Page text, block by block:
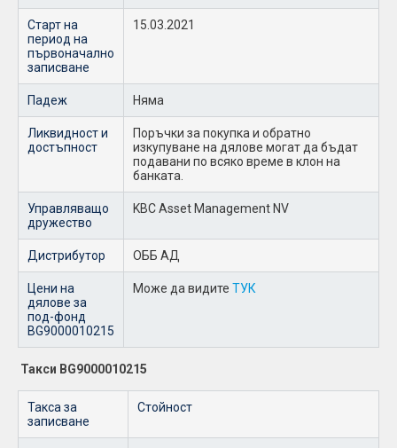
Старт на
период на
първоначално
записване
15.03.2021
Падеж Няма
Ликвидност и
достъпност
Поръчки за покупка и обратно
изкупуване на дялове могат да бъдат
подавани по всяко време в клон на
банката.
Управляващо
дружество
KBC Asset Management NV
Дистрибутор ОББ АД
Цени на
дялове за
под-фонд
BG9000010215
Може да видите ТУК
Такси BG9000010215
Такса за
записване
Стойност